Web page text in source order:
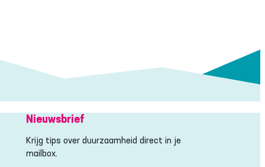
Nieuwsbrief
Krijg tips over duurzaamheid direct in je
mailbox.